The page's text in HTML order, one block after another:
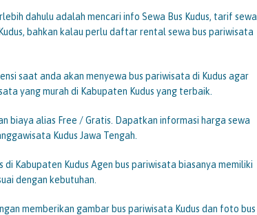
dahulu adalah mencari info Sewa Bus Kudus, tarif sewa
bahkan kalau perlu daftar rental sewa bus pariwisata
saat anda akan menyewa bus pariwisata di Kudus agar
yang murah di Kabupaten Kudus yang terbaik.
biaya alias Free / Gratis. Dapatkan informasi harga sewa
Kudus Jawa Tengah.
Kabupaten Kudus Agen bus pariwisata biasanya memiliki
dengan kebutuhan.
memberikan gambar bus pariwisata Kudus dan foto bus